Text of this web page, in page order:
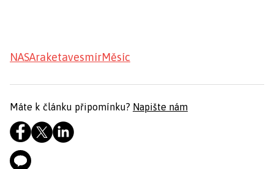
NASAraketavesmírMěsíc
Máte k článku připomínku? Napište nám